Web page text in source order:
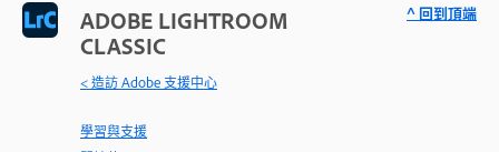
ADOBE LIGHTROOM
CLASSIC
< 造訪 Adobe 支援中心
學習與支援
^ 回到頂端